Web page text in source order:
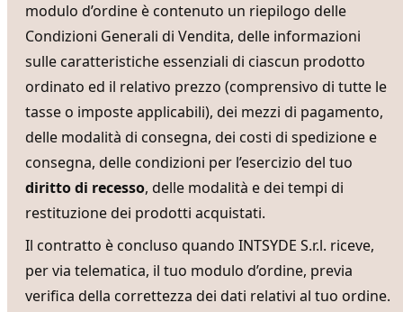
modulo d’ordine è contenuto un riepilogo delle
Condizioni Generali di Vendita, delle informazioni
sulle caratteristiche essenziali di ciascun prodotto
ordinato ed il relativo prezzo (comprensivo di tutte le
tasse o imposte applicabili), dei mezzi di pagamento,
delle modalità di consegna, dei costi di spedizione e
consegna, delle condizioni per l’esercizio del tuo
diritto di recesso, delle modalità e dei tempi di
restituzione dei prodotti acquistati.
Il contratto è concluso quando INTSYDE S.r.l. riceve,
per via telematica, il tuo modulo d’ordine, previa
verifica della correttezza dei dati relativi al tuo ordine.